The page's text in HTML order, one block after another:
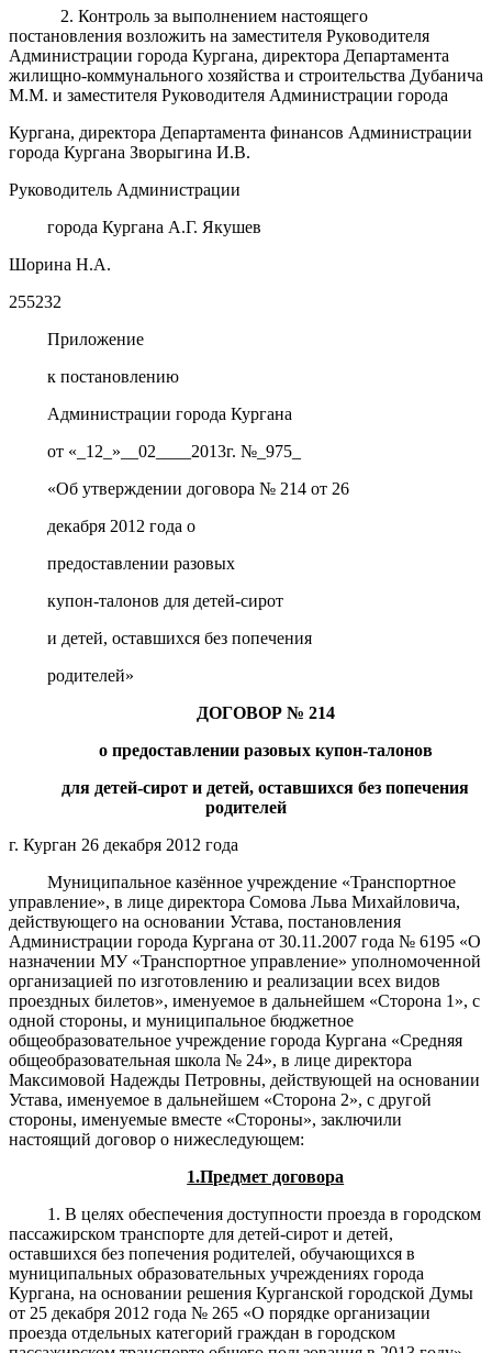
2. Контроль за выполнением настоящего
постановления возложить на заместителя Руководителя
Администрации города Кургана, директора Департамента
жилищно-коммунального хозяйства и строительства Дубанича
М.М. и заместителя Руководителя Администрации города
Кургана, директора Департамента финансов Администрации
города Кургана Зворыгина И.В.
Руководитель Администрации
города Кургана А.Г. Якушев
Шорина Н.А.
255232
Приложение
к постановлению
Администрации города Кургана
от «_12_»__02____2013г. №_975_
«Об утверждении договора № 214 от 26
декабря 2012 года о
предоставлении разовых
купон-талонов для детей-сирот
и детей, оставшихся без попечения
родителей»
ДОГОВОР № 214
о предоставлении разовых купон-талонов
для детей-сирот и детей, оставшихся без попечения
родителей
г. Курган 26 декабря 2012 года
Муниципальное казённое учреждение «Транспортное
управление», в лице директора Сомова Льва Михайловича,
действующего на основании Устава, постановления
Администрации города Кургана от 30.11.2007 года № 6195 «О
назначении МУ «Транспортное управление» уполномоченной
организацией по изготовлению и реализации всех видов
проездных билетов», именуемое в дальнейшем «Сторона 1», с
одной стороны, и муниципальное бюджетное
общеобразовательное учреждение города Кургана «Средняя
общеобразовательная школа № 24», в лице директора
Максимовой Надежды Петровны, действующей на основании
Устава, именуемое в дальнейшем «Сторона 2», с другой
стороны, именуемые вместе «Стороны», заключили
настоящий договор о нижеследующем:
1.Предмет договора
1. В целях обеспечения доступности проезда в городском
пассажирском транспорте для детей-сирот и детей,
оставшихся без попечения родителей, обучающихся в
муниципальных образовательных учреждениях города
Кургана, на основании решения Курганской городской Думы
от 25 декабря 2012 года № 265 «О порядке организации
проезда отдельных категорий граждан в городском